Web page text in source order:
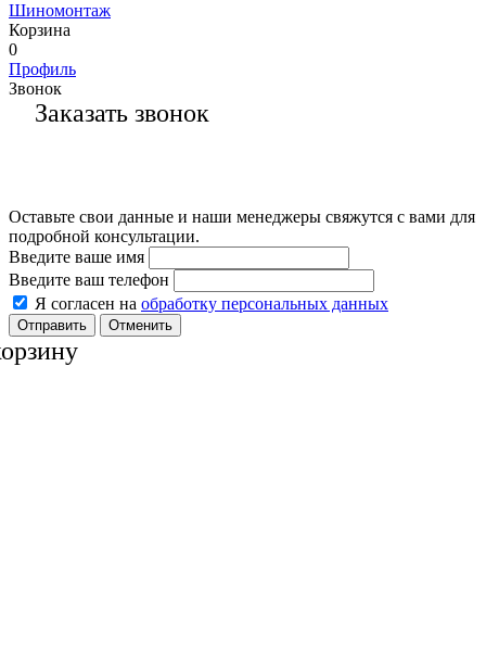
Шиномонтаж
Корзина
0
Профиль
Звонок
Заказать звонок
Оставьте свои данные и наши менеджеры свяжутся с вами для
подробной консультации.
Введите ваше имя
Введите ваш телефон
Я согласен на обработку персональных данных
Отменить